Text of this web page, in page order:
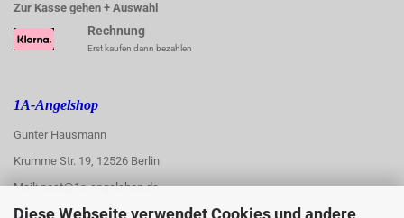
Diese Webseite verwendet Cookies und andere
Zur Kasse gehen + Auswahl
Rechnung
Erst kaufen dann bezahlen
1A-Angelshop
Gunter Hausmann
Krumme Str. 19, 12526 Berlin
Mail: post@1a-angelshop.de